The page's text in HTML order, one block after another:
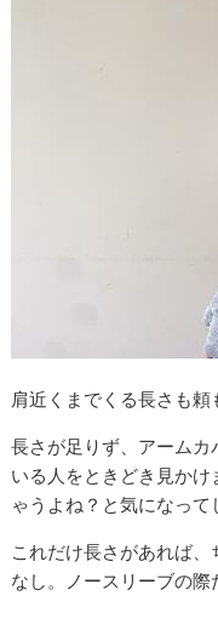
肩近くまでくる長さも頼
長さが足りず、アーム
いる人をときどき見か
ゃうよね？と気になって
これだけ長さがあれば
なし。ノースリーブの際